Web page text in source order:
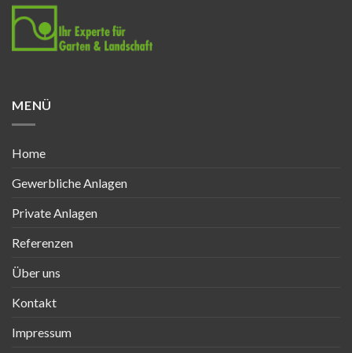
MENÜ
Home
Gewerbliche Anlagen
Private Anlagen
Referenzen
Über uns
Kontakt
Impressum